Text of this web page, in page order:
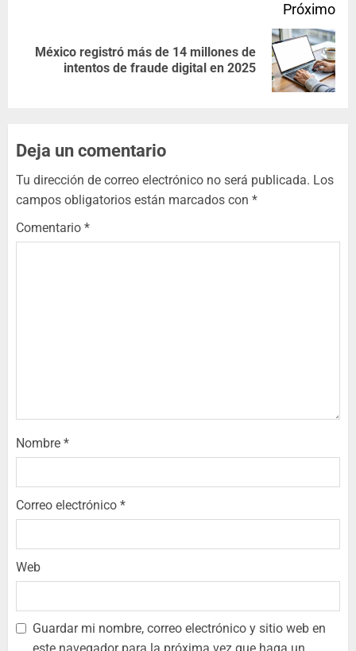
Próximo
México registró más de 14 millones de
intentos de fraude digital en 2025
Deja un comentario
Tu dirección de correo electrónico no será publicada. Los
campos obligatorios están marcados con *
Comentario *
Nombre *
Correo electrónico *
Web
Guardar mi nombre, correo electrónico y sitio web en